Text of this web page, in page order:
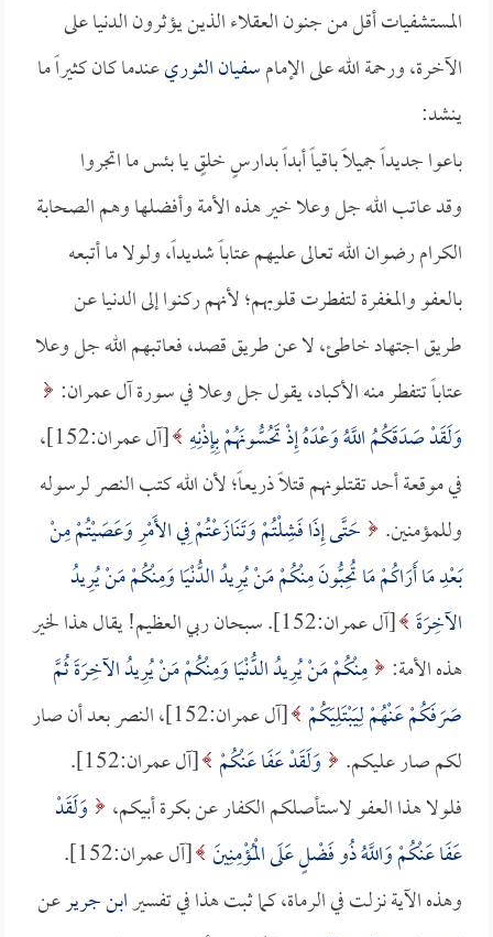
المستشفيات أقل من جنون العقلاء الذين يؤثرون الدنيا على
الآخرة، ورحمة الله على الإمامسفيان الثوريعندما كان كثيراً ما
ينشد:
باعوا جديداً جميلاً باقياً أبداً بدارسٍ خلقٍ يا بئس ما اتجروا
وقد عاتب الله جل وعلا خير هذه الأمة وأفضلها وهم الصحابة
الكرام رضوان الله تعالى عليهم عتاباً شديداً، ولولا ما أتبعه
بالعفو والمغفرة لتفطرت قلوبهم؛ لأنهم ركنوا إلى الدنيا عن
طريق اجتهاد خاطئ، لا عن طريق قصد، فعاتبهم الله جل وعلا
عتاباً تتفطر منه الأكباد، يقول جل وعلا في سورة آل عمران:
وَلَقَدْ صَدَقَكُمُ اللَّهُ وَعْدَهُ إِذْ تَحُسُّونَهُمْ بِإِذْنِهِ
[آل عمران:152]،
في موقعة أحد تقتلونهم قتلاً ذريعاً؛ لأن الله كتب النصر لرسوله
وللمؤمنين.
حَتَّى إِذَا فَشِلْتُمْ وَتَنَازَعْتُمْ فِي الأَمْرِ وَعَصَيْتُمْ مِنْ
بَعْدِ مَا أَرَاكُمْ مَا تُحِبُّونَ مِنْكُمْ مَنْ يُرِيدُ الدُّنْيَا وَمِنْكُمْ مَنْ يُرِيدُ
الآخِرَةَ
[آل عمران:152]. سبحان ربي العظيم! يقال هذا لخير
هذه الأمة: مِنْكُمْ مَنْ يُرِيدُ الدُّنْيَا وَمِنْكُمْ مَنْ يُرِيدُ الآخِرَةَ ثُمَّ
صَرَفَكُمْ عَنْهُمْ لِيَبْتَلِيَكُمْ
[آل عمران:152]، النصر بعد أن صار
لكم صار عليكم.
وَلَقَدْ عَفَا عَنْكُمْ
[آل عمران:152].
فلولا هذا العفو لاستأصلكم الكفار عن بكرة أبيكم،
وَلَقَدْ
عَفَا عَنْكُمْ وَاللَّهُ ذُو فَضْلٍ عَلَى الْمُؤْمِنِينَ [آل عمران:152].
وهذه الآية نزلت في الرماة، كما ثبت هذا في تفسيرابن جريرعن